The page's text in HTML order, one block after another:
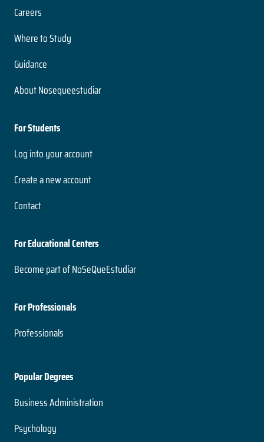
Careers
Where to Study
Guidance
About Nosequeestudiar
For Students
Log into your account
Create a new account
Contact
For Educational Centers
Become part of NoSeQueEstudiar
For Professionals
Professionals
Popular Degrees
Business Administration
Psychology